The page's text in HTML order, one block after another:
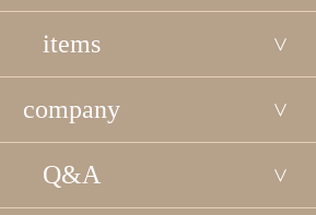
items
company
Q&A